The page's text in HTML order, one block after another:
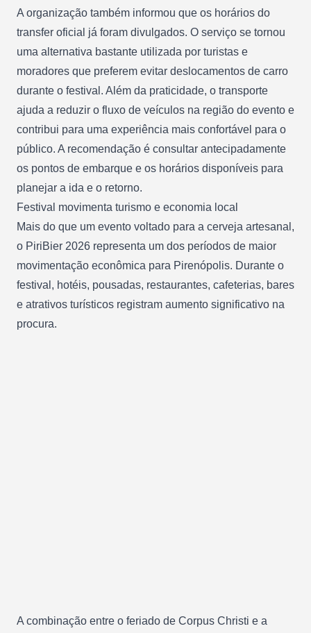
A organização também informou que os horários do
transfer oficial já foram divulgados. O serviço se tornou
uma alternativa bastante utilizada por turistas e
moradores que preferem evitar deslocamentos de carro
durante o festival. Além da praticidade, o transporte
ajuda a reduzir o fluxo de veículos na região do evento e
contribui para uma experiência mais confortável para o
público. A recomendação é consultar antecipadamente
os pontos de embarque e os horários disponíveis para
planejar a ida e o retorno.
Festival movimenta turismo e economia local
Mais do que um evento voltado para a cerveja artesanal,
o PiriBier 2026 representa um dos períodos de maior
movimentação econômica para Pirenópolis. Durante o
festival, hotéis, pousadas, restaurantes, cafeterias, bares
e atrativos turísticos registram aumento significativo na
procura.
A combinação entre o feriado de Corpus Christi e a